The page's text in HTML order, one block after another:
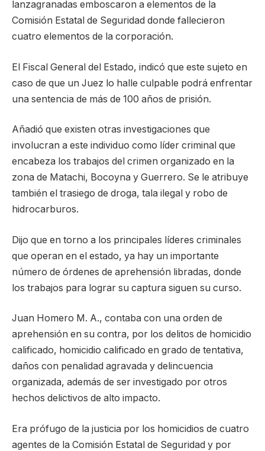
lanzagranadas emboscaron a elementos de la
Comisión Estatal de Seguridad donde fallecieron
cuatro elementos de la corporación.
El Fiscal General del Estado, indicó que este sujeto en
caso de que un Juez lo halle culpable podrá enfrentar
una sentencia de más de 100 años de prisión.
Añadió que existen otras investigaciones que
involucran a este individuo como líder criminal que
encabeza los trabajos del crimen organizado en la
zona de Matachi, Bocoyna y Guerrero. Se le atribuye
también el trasiego de droga, tala ilegal y robo de
hidrocarburos.
Dijo que en torno a los principales líderes criminales
que operan en el estado, ya hay un importante
número de órdenes de aprehensión libradas, donde
los trabajos para lograr su captura siguen su curso.
Juan Homero M. A., contaba con una orden de
aprehensión en su contra, por los delitos de homicidio
calificado, homicidio calificado en grado de tentativa,
daños con penalidad agravada y delincuencia
organizada, además de ser investigado por otros
hechos delictivos de alto impacto.
Era prófugo de la justicia por los homicidios de cuatro
agentes de la Comisión Estatal de Seguridad y por